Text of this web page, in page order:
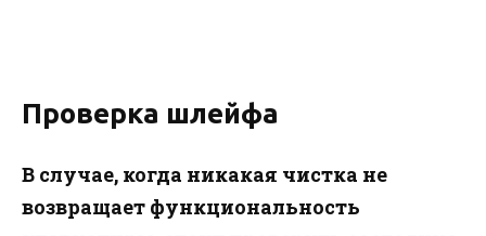
Проверка шлейфа
В случае, когда никакая чистка не
возвращает функциональность